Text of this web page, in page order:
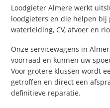
Loodgieter Almere werkt
loodgieters en die helpen
waterleiding, CV, afvoer en
Onze servicewagens in
voorraad en kunnen uw
Voor grotere klussen wordt
getroffen en direct een
definitieve reparatie.